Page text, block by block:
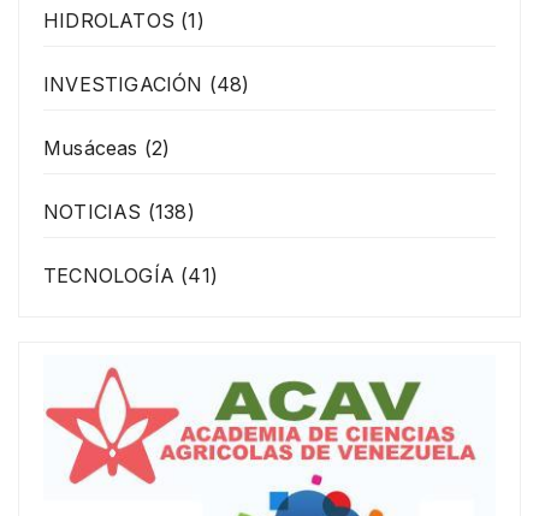
HIDROLATOS (1)
INVESTIGACIÓN (48)
Musáceas (2)
NOTICIAS (138)
TECNOLOGÍA (41)